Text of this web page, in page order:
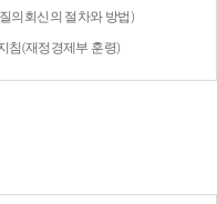
의회신의 절차와 방법)
침(재정경제부 훈령)